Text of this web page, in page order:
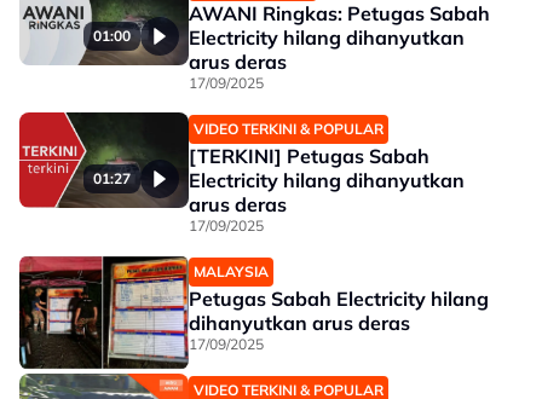
01:00
AWANI Ringkas: Petugas Sabah
Electricity hilang dihanyutkan
arus deras
17/09/2025
01:27
VIDEO TERKINI & POPULAR
[TERKINI] Petugas Sabah
Electricity hilang dihanyutkan
arus deras
17/09/2025
MALAYSIA
Petugas Sabah Electricity hilang
dihanyutkan arus deras
17/09/2025
VIDEO TERKINI & POPULAR